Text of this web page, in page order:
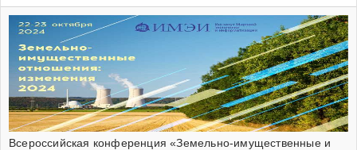
Всероссийская конференция «Земельно-имущественные и